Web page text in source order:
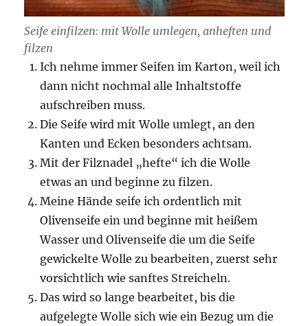
Seife einfilzen: mit Wolle umlegen, anheften und
filzen
Ich nehme immer Seifen im Karton, weil ich
dann nicht nochmal alle Inhaltstoffe
aufschreiben muss.
Die Seife wird mit Wolle umlegt, an den
Kanten und Ecken besonders achtsam.
Mit der Filznadel „hefte“ ich die Wolle
etwas an und beginne zu filzen.
Meine Hände seife ich ordentlich mit
Olivenseife ein und beginne mit heißem
Wasser und Olivenseife die um die Seife
gewickelte Wolle zu bearbeiten, zuerst sehr
vorsichtlich wie sanftes Streicheln.
Das wird so lange bearbeitet, bis die
aufgelegte Wolle sich wie ein Bezug um die